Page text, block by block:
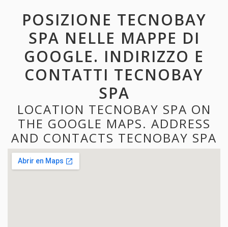
POSIZIONE TECNOBAY
SPA NELLE MAPPE DI
GOOGLE. INDIRIZZO E
CONTATTI TECNOBAY
SPA
LOCATION TECNOBAY SPA ON
THE GOOGLE MAPS. ADDRESS
AND CONTACTS TECNOBAY SPA